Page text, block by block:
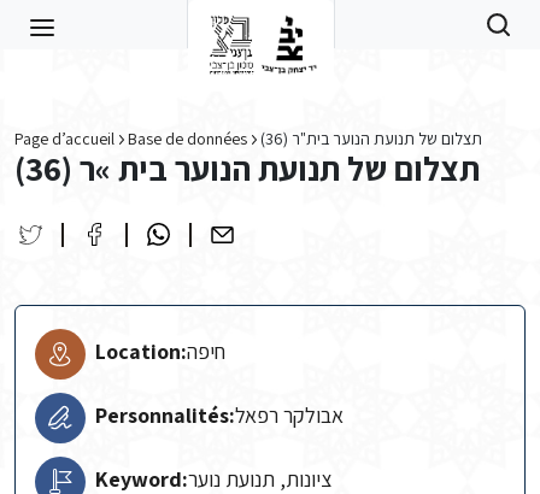
Page d’accueil Base de données תצלום של תנועת הנוער בית"ר (36)
תצלום של תנועת הנוער בית »ר (36)
Location:חיפה
Personnalités:אבולקר רפאל
Keyword:ציונות, תנועת נוער